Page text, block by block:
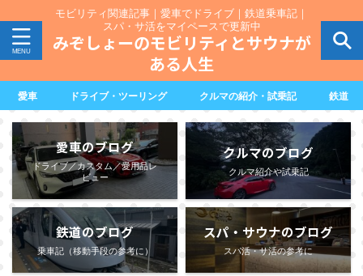
モビリティ関連記事｜愛車でドライブ｜鉄道乗車記｜
スパ・サ活をマイペースで更新中
みぞしょーのモビリティとサウナが
ある人生
愛車 ドライブ・ツーリング クルマの紹介・試乗記 鉄道
愛車のブログ
ドライブ／カスタム／愛用品レ
ビュー
クルマのブログ
クルマ紹介や試乗記
鉄道のブログ
乗車記（移動手段の参考に）
スパ・サウナのブログ
スパ活・サ活の参考に